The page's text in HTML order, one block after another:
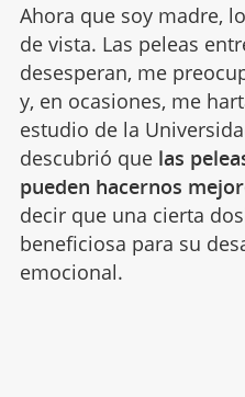
Ahora que soy madre,
de vista. Las peleas
desesperan, me
y, en ocasiones, me
estudio de la
descubrió que las
pueden hacernos
decir que una cierta
beneficiosa para su
emocional.